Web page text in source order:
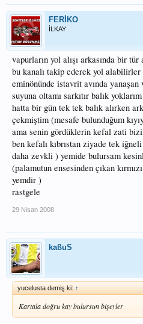
FERİKO
İLKAY
vapurların yol alışı arkasında bir tür
bu kanalı takip ederek yol
eminönünde istavrit avında
suyuna oltamı sarkıtır balık
hatta bir gün tek tek balık alırken
çekmiştim (mesafe bulunduğum
ama senin gördüklerin kefal zati
ben kefalı kıbrıstan ziyade tek
daha zevkli ) yemide bulursam
(palamutun ensesinden çıkan
yemdir )
rastgele
29 Nisan 2008
kaßuS
yucelusta demiş ki: ↑
Kartala doğru kay bulursun bişeyler